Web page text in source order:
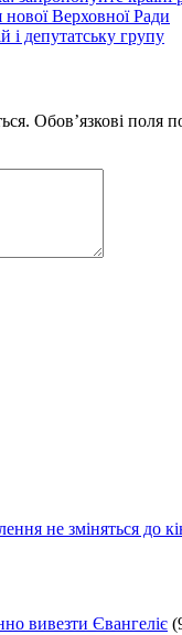
Верховної Ради
і депутатську групу
Обов’язкові поля
не зміняться до
вивезти Євангеліє